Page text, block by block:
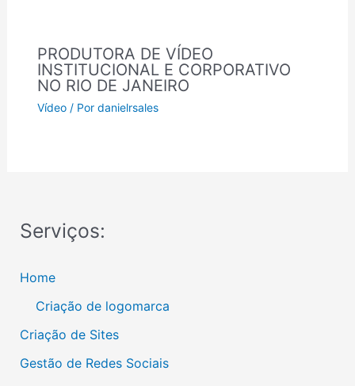
PRODUTORA DE VÍDEO
INSTITUCIONAL E CORPORATIVO
NO RIO DE JANEIRO
Vídeo / Pordanielrsales
Serviços:
Home
Criação de logomarca
Criação de Sites
Gestão de Redes Sociais